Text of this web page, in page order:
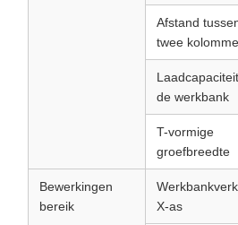
Afstand
twee
de werkbank
T-vormige
groefbreedte
Bewerkingen
bereik
X-as